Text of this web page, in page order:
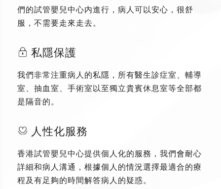
們的試管嬰兒中心内進行，病人可以安心，很舒
服，不需要走來走去。
私隱保護
我們非常注重病人的私隱，所有醫生診症室、輔導
室、抽血室、手術室以至獨立貴賓休息室等全部都
是隔音的。
人性化服務
香港試管嬰兒中心提供個人化的服務，我們會耐心
詳細和病人溝通，根據個人的情況選擇最適合的療
程及有足夠的時間解答病人的疑惑。